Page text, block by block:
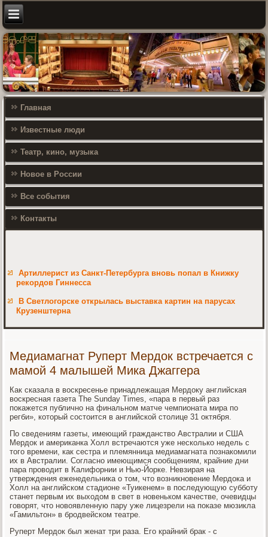
Главная
Известные люди
Театр, кино, музыка
Новое в России
Все события
Контакты
Артиллерист из Санкт-Петербурга вновь попал в Книжку
рекордов Гиннесса
В Светлогорске открылась выставка картин на парусах
Крузенштерна
Медиамагнат Руперт Мердок встречается с
мамой 4 малышей Мика Джаггера
Как сказала в воскресенье принадлежащая Мердоку английская
воскресная газета The Sunday Times, «пара в первый раз
покажется публично на финальном матче чемпионата мира по
регби», который состоится в английской столице 31 октября.
По сведениям газеты, имеющий гражданство Австралии и США
Мердок и американка Холл встречаются уже несколько недель с
того времени, как сестра и племянница медиамагната познакомили
их в Австралии. Согласно имеющимся сообщениям, крайние дни
пара проводит в Калифорнии и Нью-Йорке. Невзирая на
утверждения еженедельника о том, что возникновение Мердока и
Холл на английском стадионе «Туикенем» в последующую субботу
станет первым их выходом в свет в новеньком качестве, очевидцы
говорят, что новоявленную пару уже лицезрели на показе мюзикла
«Гамильтон» в бродвейском театре.
Руперт Мердок был женат три раза. Его крайний брак - с